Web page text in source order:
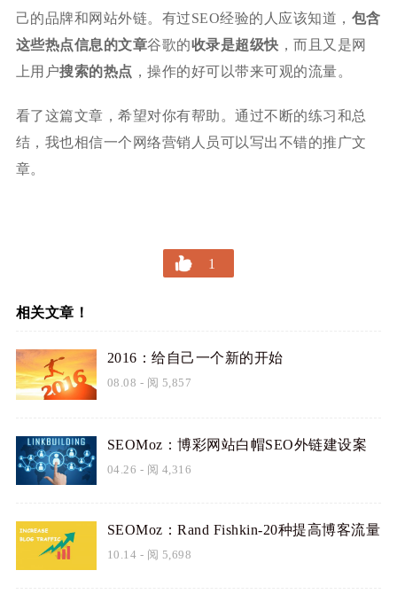
己的品牌和网站外链。有过SEO经验的人应该知道， 包含
这些热点信息的文章谷歌的收录是超级快 ，而且又是网
上用户搜索的热点 ，操作的好可以带来可观的流量。
看了这篇文章，希望对你有帮助。通过不断的练习和总
结，我也相信一个网络营销人员可以写出不错的推广文
章。
1
相关文章！
2016：给自己一个新的开始
08.08 - 阅 5,857
SEOMoz：博彩网站白帽SEO外链建设案
例分析
04.26 - 阅 4,316
SEOMoz：Rand Fishkin-20种提高博客流量
的技巧（下）
10.14 - 阅 5,698